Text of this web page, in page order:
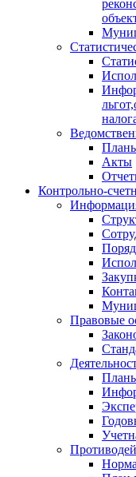
Акты
Контрольно-
Правовые